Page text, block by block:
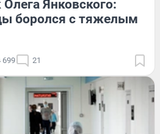
Янковского:
боролся с тяжелым
699 21